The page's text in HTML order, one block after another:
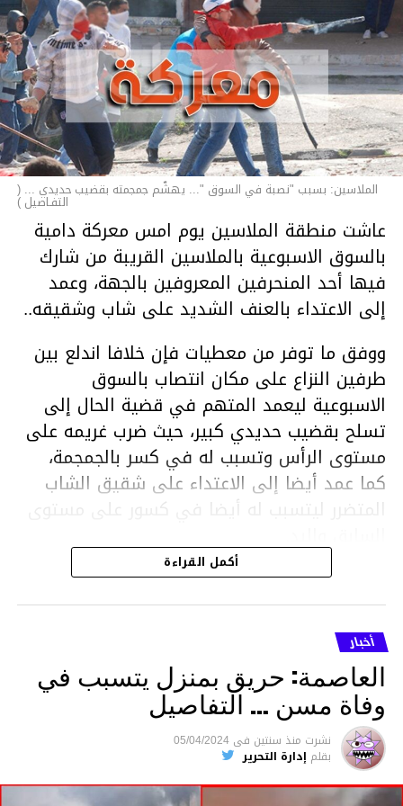
الملاسين: بسبب "نصبة في السوق "... يهشّم جمجمته بقضيب حديدي ... (
التفـاصيل )
عاشت منطقة الملاسين يوم امس معركة دامية
بالسوق الاسبوعية بالملاسين القريبة من شارك
فيها أحد المنحرفين المعروفين بالجهة، وعمد
إلى الاعتداء بالعنف الشديد على شاب وشقيقه..
ووفق ما توفر من معطيات فإن خلافا اندلع بين
طرفين النزاع على مكان انتصاب بالسوق
الاسبوعية ليعمد المتهم في قضية الحال إلى
تسلح بقضيب حديدي كبير، حيث ضرب غريمه على
مستوى الرأس وتسبب له في كسر بالجمجمة،
كما عمد أيضا إلى الاعتداء على شقيق الشاب
المتضرر ليتسبب له أيضا في كسور على مستوى
هذا وقد تمكن أعوان مركز الأمن الوطني بحي
هلال في توقيت قياسي من محاصرة المشتبه به
والقبض عليه وإحالته على التحقيق في خصوص
ما نُسبه إليه.
متابعة
قسم الاخبار
أكمل القراءة
أخبار
العاصمة: حريق بمنزل يتسبب في
وفاة مسن … التفاصيل
نشرت منذ سنتين فى 05/04/2024
بقلم إدارة التحرير